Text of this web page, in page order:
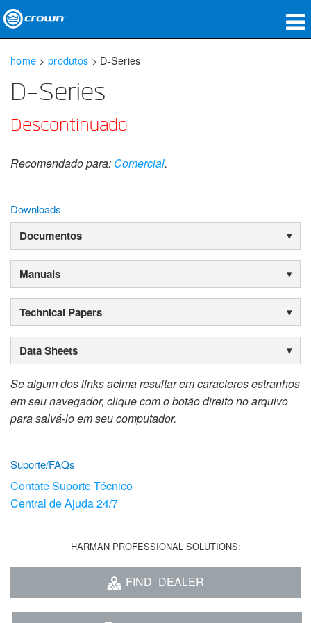
Applications
nossa história
treinamento
home >produtos > D-Series
D-Series
Descontinuado
Recomendado para: Comercial.
Downloads
Documentos
Manuals
Technical Papers
Data Sheets
Se algum dos links acima resultar em caracteres estranhos
em seu navegador, clique com o botão direito no arquivo
para salvá-lo em seu computador.
Suporte/FAQs
Contate Suporte Técnico
Central de Ajuda 24/7
HARMAN PROFESSIONAL SOLUTIONS:
FIND_DEALER